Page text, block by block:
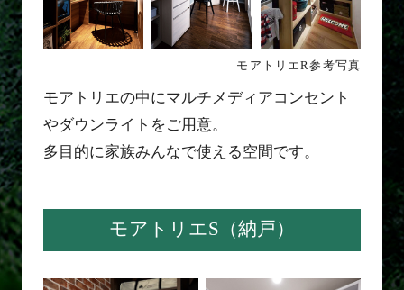
モアトリエR参考写真
モアトリエの中にマルチメディアコンセント
やダウンライトをご用意。
多目的に家族みんなで使える空間です。
モアトリエS（納戸）